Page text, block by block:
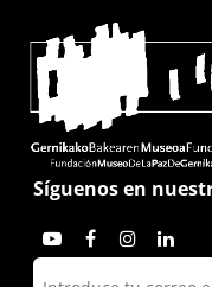
Síguenos en